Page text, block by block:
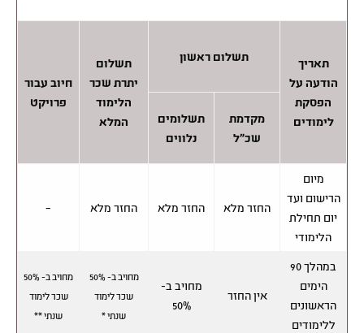
תאריך
הודעה על
הפסקת
לימודים
תשלום ראשון
תשלום
יתרת שכר
הלימוד
המלא
חיוב עבור
פרויקט
מקדמת
שכ"ל
תשלומים
נלווים
מיום
הרישום ועד
יום תחילת
הלימודי
החזר מלא החזר מלא החזר מלא –
במהלך 90
הימים
הראשונים
ללימודים
אין החזר
מחויב ב-
50%
מחויב ב- 50%
שכר לימוד
שנתי *
מחויב ב- 50%
שכר לימוד
שנתי **